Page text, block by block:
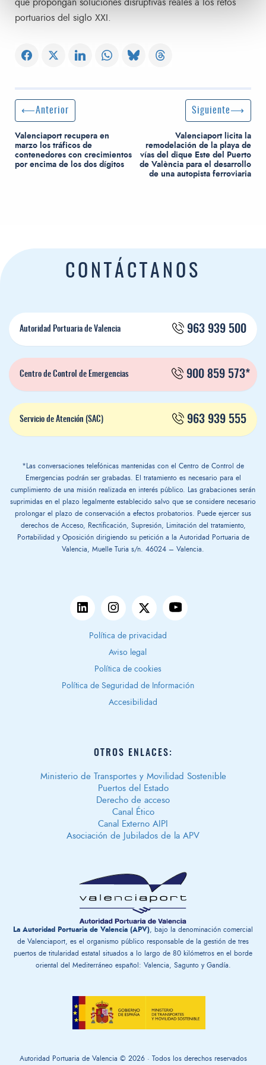
que propongan soluciones disruptivas reales a los retos
portuarios del siglo XXI.
Navegación de entradas
Entrada anterior:
Anterior
Valenciaport recupera en
marzo los tráficos de
contenedores con crecimientos
por encima de los dos dígitos
Siguiente entrada
Siguiente
Valenciaport licita la
remodelación de la playa de
vías del dique Este del Puerto
de València para el desarrollo
de una autopista ferroviaria
CONTÁCTANOS
Autoridad Portuaria de Valencia 963 939 500
Centro de Control de Emergencias 900 859 573*
Servicio de Atención (SAC) 963 939 555
*Las conversaciones telefónicas mantenidas con el Centro de Control de
Emergencias podrán ser grabadas. El tratamiento es necesario para el
cumplimiento de una misión realizada en interés público. Las grabaciones serán
suprimidas en el plazo legalmente establecido salvo que se considere necesario
prolongar el plazo de conservación a efectos probatorios. Puede ejercer sus
derechos de Acceso, Rectificación, Supresión, Limitación del tratamiento,
Portabilidad y Oposición dirigiendo su petición a la Autoridad Portuaria de
Valencia, Muelle Turia s/n. 46024 – Valencia.
Política de privacidad
Aviso legal
Política de cookies
Política de Seguridad de Información
Accesibilidad
OTROS ENLACES:
Ministerio de Transportes y Movilidad Sostenible
Puertos del Estado
Derecho de acceso
Canal Ético
Canal Externo AIPI
Asociación de Jubilados de la APV
La Autoridad Portuaria de Valencia (APV) , bajo la denominación comercial
de Valenciaport, es el organismo público responsable de la gestión ​de tres
puertos de titularidad estatal situados a lo largo de 80 kilómetros en el borde
oriental del Mediterráneo español: Valencia, Sagunto y Gandía.
Autoridad Portuaria de Valencia © 2026 · Todos los derechos reservados